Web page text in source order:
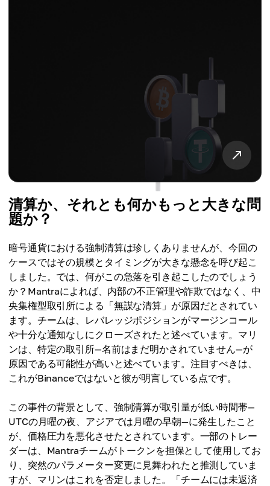
清算か、それとも何かもっと大きな問
題か？
暗号通貨における強制清算は珍しくありませんが、今回の
ケースではその規模とタイミングが大きな懸念を呼び起こ
しました。では、何がこの急落を引き起こしたのでしょう
か？Mantraによれば、内部の不正管理や詐欺ではなく、中
央集権型取引所による「無謀な清算」が原因だとされてい
ます。チームは、レバレッジポジションがマージンコール
や十分な通知なしにクローズされたと述べています。マリ
ンは、特定の取引所—名前はまだ明かされていません—が
原因である可能性が高いと述べています。注目すべきは、
これがBinanceではないと彼が明言している点です。
この事件の背景として、強制清算が取引量が低い時間帯—
UTCの月曜の夜、アジアでは月曜の早朝—に発生したこと
が、価格圧力を悪化させたとされています。一部のトレー
ダーは、Mantraチームがトークンを担保として使用してお
り、突然のパラメーター変更に見舞われたと推測していま
すが、マリンはこれを否定しました。「チームには未返済